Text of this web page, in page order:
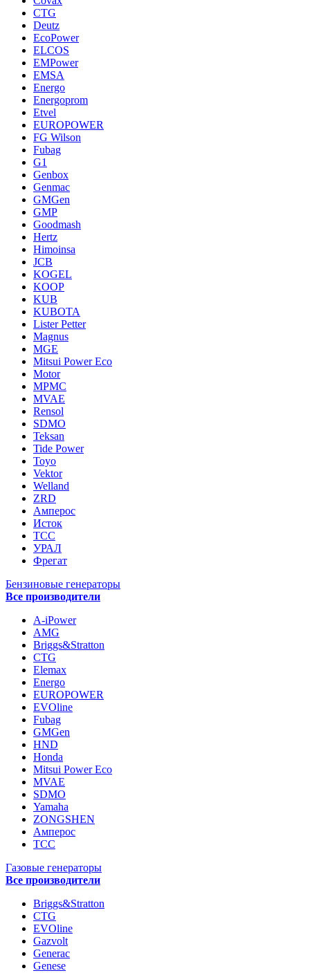
CTG
Deutz
EcoPower
ELCOS
EMPower
EMSA
Energo
Energoprom
Etvel
EUROPOWER
FG Wilson
Fubag
G1
Genbox
Genmac
GMGen
GMP
Goodmash
Hertz
Himoinsa
JCB
KOGEL
KOOP
KUB
KUBOTA
Lister Petter
Magnus
MGE
Mitsui Power Eco
Motor
MPMC
MVAE
Rensol
SDMO
Teksan
Tide Power
Toyo
Vektor
Welland
ZRD
Амперос
Исток
ТСС
УРАЛ
Фрегат
Бензиновые генераторы
Все производители
A-iPower
AMG
Briggs&Stratton
CTG
Elemax
Energo
EUROPOWER
EVOline
Fubag
GMGen
HND
Honda
Mitsui Power Eco
MVAE
SDMO
Yamaha
ZONGSHEN
Амперос
ТСС
Газовые генераторы
Все производители
Briggs&Stratton
CTG
EVOline
Gazvolt
Generac
Genese